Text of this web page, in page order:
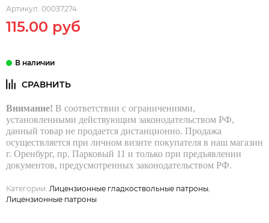
Артикул: 00037274
115.00 руб
Внимание! В соответствии с ограничениями,
установленными действующим законодательством РФ,
данный товар не продается дистанционно. Продажа
осуществляется при личном визите покупателя в наш магазин
г. Оренбург, пр. Парковый 11 и только при предъявлении
документов, предусмотренных законодательством РФ.
Категории: Лицензионные гладкоствольные патроны
Лицензионные патроны